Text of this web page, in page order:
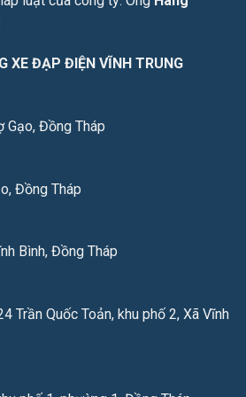
XE ĐẠP ĐIỆN VĨNH TRUNG
Gạo, Đồng Tháp
Đồng Tháp
Bình, Đồng Tháp
Trần Quốc Toản, khu phố 2, Xã Vĩnh